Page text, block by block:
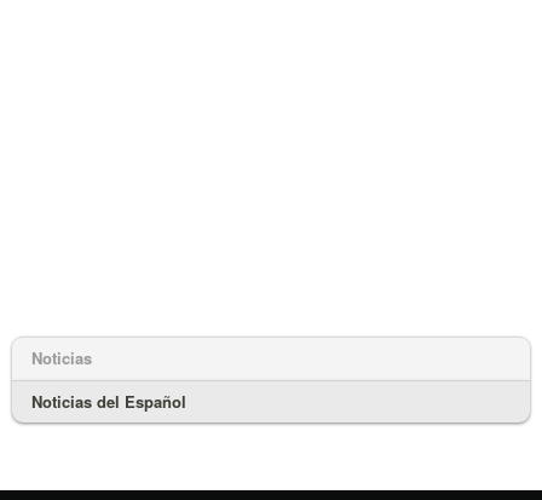
Noticias
Noticias del Español